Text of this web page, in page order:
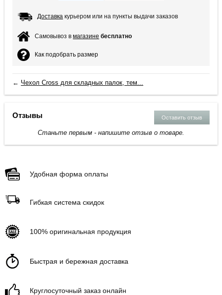
Доставка курьером или на пункты выдачи заказов
Самовывоз вмагазине бесплатно
Как подобрать размер
← Чехол Cross для складных палок, тем...
Оставить отзыв
Отзывы
Станьте первым - напишите отзыв о товаре.
Удобная форма оплаты
Гибкая система скидок
100% оригинальная продукция
Быстрая и бережная доставка
Круглосуточный заказ онлайн